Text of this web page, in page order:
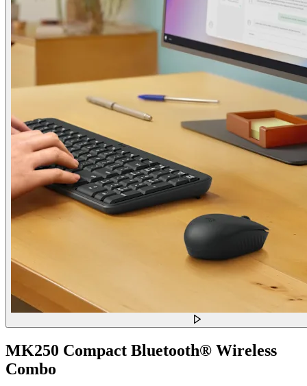
MK250 Compact Bluetooth® Wireless
Combo